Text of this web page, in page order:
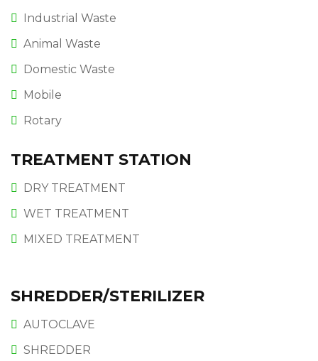
Industrial Waste
Animal Waste
Domestic Waste
Mobile
Rotary
TREATMENT STATION
DRY TREATMENT
WET TREATMENT
MIXED TREATMENT
SHREDDER/STERILIZER
AUTOCLAVE
SHREDDER